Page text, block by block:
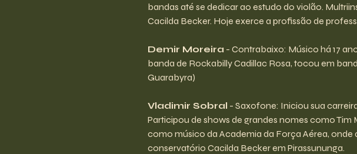
bandas até se dedicar ao estudo do violão.
Cacilda Becker. Hoje exerce a profissão de
Demir Moreira - Contrabaixo: Músico há 17
banda de Rockabilly Cadillac Rosa, tocou em
Guarabyra)
Vladimir Sobral - Saxofone: Iniciou sua
Participou de shows de grandes nomes como Tim
como músico da Academia da Força Aérea,
conservatório Cacilda Becker em Pirassununga.